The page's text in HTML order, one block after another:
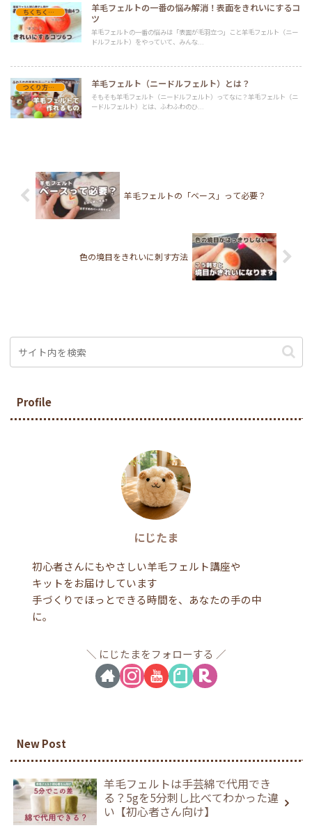
ちくちくのヒント（テクニック系）
羊毛フェルトの一番の悩み解消！表面をきれいにするコ
ツ
羊毛フェルトの一番の悩みは「表面が毛羽立つ」こと羊毛フェルト（ニー
ドルフェルト）をやっていて、みんな...
つくり方・コツ 羊毛フェルト（ニードルフェルト）とは？
そもそも羊毛フェルト（ニードルフェルト）ってなに？羊毛フェルト（ニ
ードルフェルト）とは、ふわふわのひ...
羊毛フェルトの「ベース」って必要？
色の境目をきれいに刺す方法
Profile
にじたま
初心者さんにもやさしい羊毛フェルト講座や
キットをお届けしています
手づくりでほっとできる時間を、あなたの手の中
に。
にじたまをフォローする
New Post
羊毛フェルトは手芸綿で代用でき
る？5gを5分刺し比べてわかった違
い【初心者さん向け】